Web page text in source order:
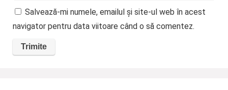
Salvează-mi numele, emailul și site-ul web în acest
navigator pentru data viitoare când o să comentez.